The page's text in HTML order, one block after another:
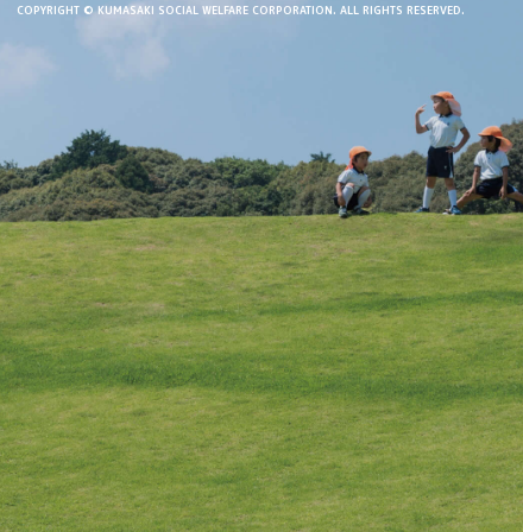
COPYRIGHT © KUMASAKI SOCIAL WELFARE CORPORATION. ALL RIGHTS RESERVED.